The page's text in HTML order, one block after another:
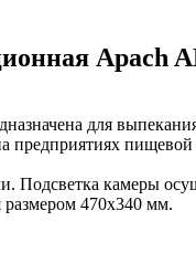
Apach
для
предприятиях
камеры
размером 470х340 мм.